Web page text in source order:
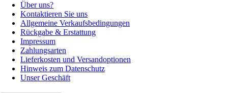
Über uns?
Kontaktieren Sie uns
Allgemeine Verkaufsbedingungen
Rückgabe & Erstattung
Impressum
Zahlungsarten
Lieferkosten und Versandoptionen
Hinweis zum Datenschutz
Unser Geschäft